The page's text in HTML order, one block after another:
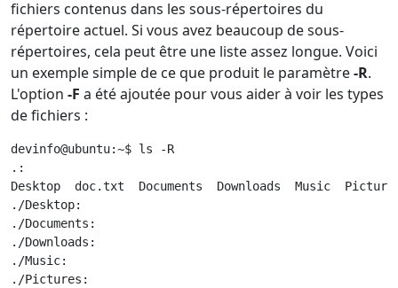
fichiers contenus dans les sous-répertoires du
répertoire actuel. Si vous avez beaucoup de sous-
répertoires, cela peut être une liste assez longue. Voici
un exemple simple de ce que produit le paramètre-R.
L'option -F a été ajoutée pour vous aider à voir les types
de fichiers :
devinfo@ubuntu:~$ ls -R
.:
Desktop  doc.txt  Documents  Downloads  Music
./Desktop:
./Documents:
./Downloads:
./Music:
./Pictures: